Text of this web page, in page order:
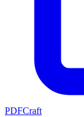
PDFCraft